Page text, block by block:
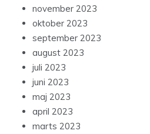
november 2023
oktober 2023
september 2023
august 2023
juli 2023
juni 2023
maj 2023
april 2023
marts 2023